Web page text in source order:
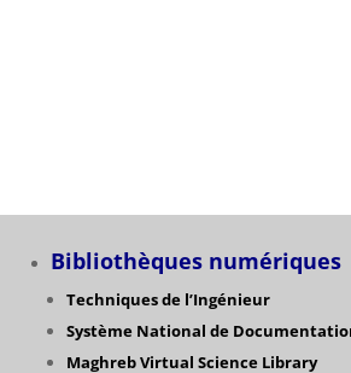
Bibliothèques numériques
Techniques de l’Ingénieur
Système National de
Maghreb Virtual Science Library